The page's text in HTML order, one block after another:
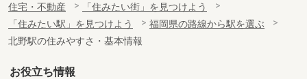
住宅・不動産
「住みたい街」を見つけよう
「住みたい駅」を見つけよう
福岡県の路線から駅を選ぶ
北野駅の住みやすさ・基本情報
お役立ち情報